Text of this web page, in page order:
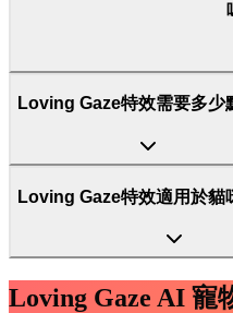
Loving Gaze特效需要多少
Loving Gaze特效適用於貓
Loving Gaze AI 寵